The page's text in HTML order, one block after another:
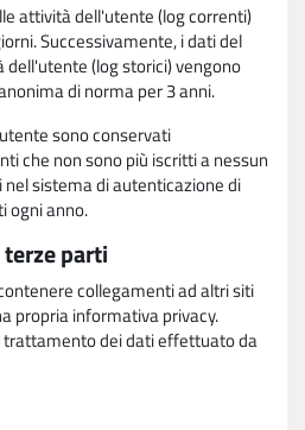
attività dell'utente (log correnti)
Successivamente, i dati del
(log storici) vengono
di norma per 3 anni.
sono conservati
che non sono più iscritti a nessun
sistema di autenticazione di
ogni anno.
parti
collegamenti ad altri siti
propria informativa privacy.
trattamento dei dati effettuato da